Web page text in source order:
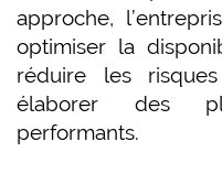
approche,
optimiser la
réduire les
élaborer des
performants.